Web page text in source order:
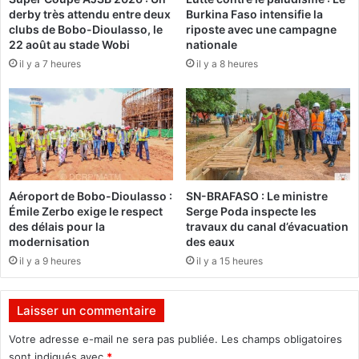
a
n
c
e
o
u
t
r
i
s
q
u
e
d
e
a
é
1
6
p
e
s
o
n
n
e
s
i
n
t
r
e
l
é
derby très attendu entre deux
clubs de Bobo-Dioulasso, le
22 août au stade Wobi
il y a 7 heures
Burkina Faso intensifie la
riposte avec une campagne
nationale
il y a 8 heures
Aéroport de Bobo-Dioulasso :
Émile Zerbo exige le respect
des délais pour la
modernisation
il y a 9 heures
SN-BRAFASO : Le ministre
Serge Poda inspecte les
travaux du canal d’évacuation
des eaux
il y a 15 heures
Laisser un commentaire
Votre adresse e-mail ne sera pas publiée. Les champs obligatoires